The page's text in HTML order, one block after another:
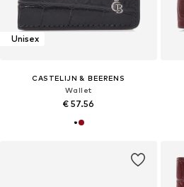
Unisex
CASTELIJN & BEERENS
Wallet
€ 57.56